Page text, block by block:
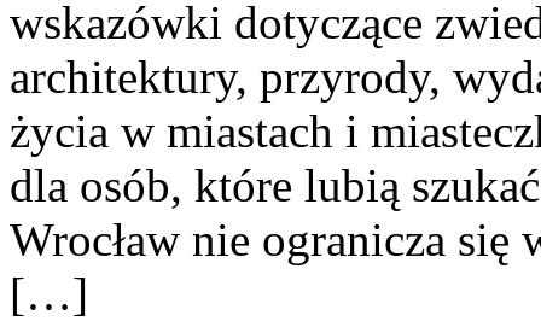
wskazówki dotyczące
architektury, przyrody,
życia w miastach i
dla osób, które lubią
Wrocław nie ogranicza się
[…]